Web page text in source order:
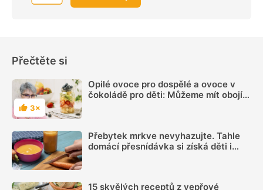
Přečtěte si
Hodnocení
3×
Opilé ovoce pro dospělé a ovoce v
čokoládě pro děti: Můžeme mít obojí
Přebytek mrkve nevyhazujte. Tahle
domácí přesnídávka si získá děti i
15 skvělých receptů z vepřové